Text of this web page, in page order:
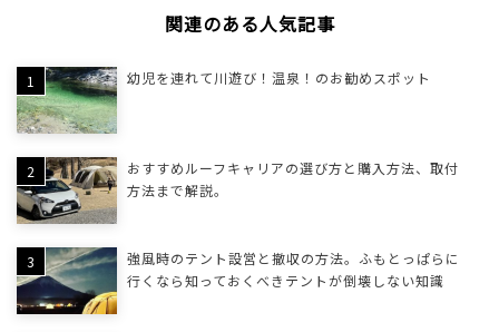
関連のある人気記事
幼児を連れて川遊び！温泉！のお勧めスポット
おすすめルーフキャリアの選び方と購入方法、取付
方法まで解説。
強風時のテント設営と撤収の方法。ふもとっぱらに
行くなら知っておくべきテントが倒壊しない知識